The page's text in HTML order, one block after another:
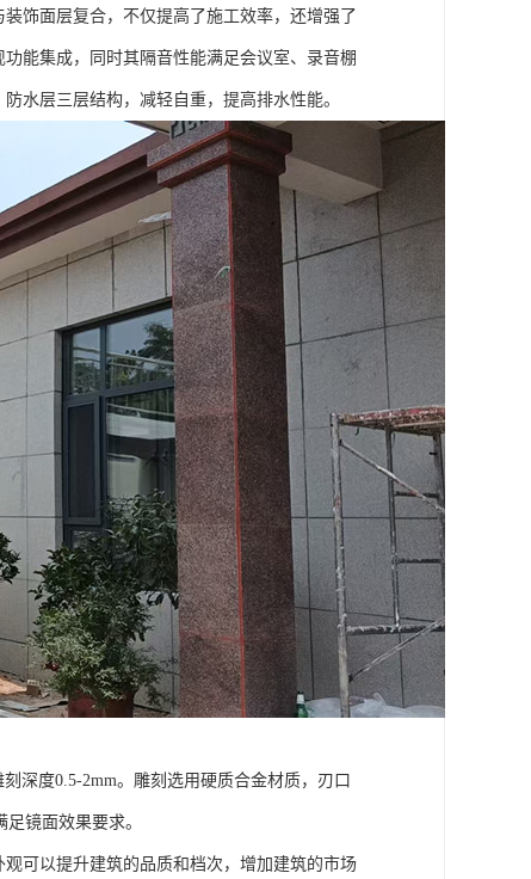
饰面层复合，不仅提高了施工效率，还增强了
能集成，同时其隔音性能满足会议室、录音棚
水层三层结构，减轻自重，提高排水性能。
深度0.5-2mm。雕刻选用硬质合金材质，刃口
镜面效果要求。
可以提升建筑的品质和档次，增加建筑的市场